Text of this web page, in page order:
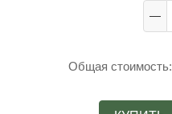
Общая стоимость: